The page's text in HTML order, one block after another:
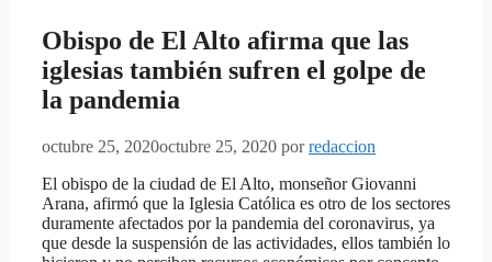
Obispo de El Alto afirma que las
iglesias también sufren el golpe de
la pandemia
octubre 25, 2020octubre 25, 2020 porredaccion
El obispo de la ciudad de El Alto, monseñor Giovanni
Arana, afirmó que la Iglesia Católica es otro de los sectores
duramente afectados por la pandemia del coronavirus, ya
que desde la suspensión de las actividades, ellos también lo